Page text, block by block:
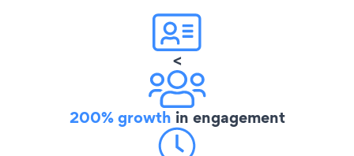
<
200% growth in engagement